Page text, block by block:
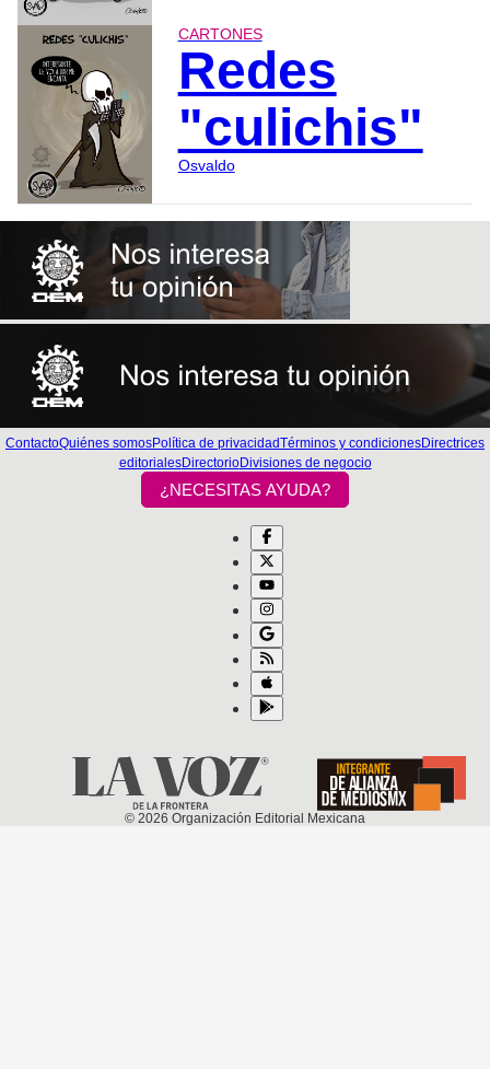
CARTONES
Redes
"culichis"
Osvaldo
ContactoQuiénes somosPolítica de privacidadTérminos y condicionesDirectrices
editorialesDirectorioDivisiones de negocio
¿NECESITAS AYUDA?
© 2026 Organización Editorial Mexicana